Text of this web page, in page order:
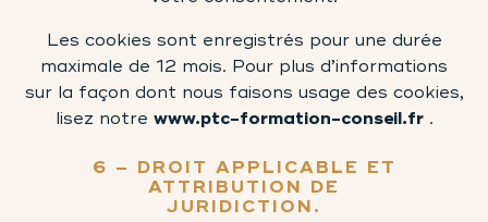
Les cookies sont enregistrés pour une durée
maximale de 12 mois. Pour plus d’informations
sur la façon dont nous faisons usage des cookies,
lisez notre www.ptc-formation-conseil.fr .
6 – DROIT APPLICABLE ET
ATTRIBUTION DE
JURIDICTION.